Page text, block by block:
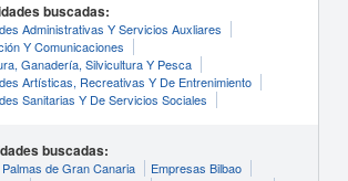
buscadas:
Administrativas Y Servicios Auxliares
Y Comunicaciones
Ganadería, Silvicultura Y Pesca
Artísticas, Recreativas Y De Entrenimiento
Sanitarias Y De Servicios Sociales
buscadas:
de Gran Canaria
Empresas Bilbao